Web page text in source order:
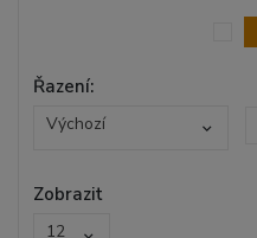
Řazení:
Výchozí
Zobrazit
12